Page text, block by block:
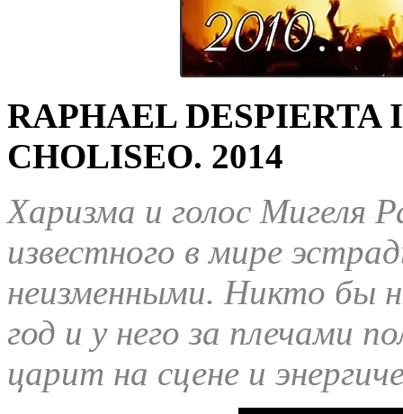
RAPHAEL DESPIERTA
CHOLISEO. 2014
Харизма и голос Мигеля
известного в мире
неизменными. Никто бы
год и у него за плечами
царит на сцене и